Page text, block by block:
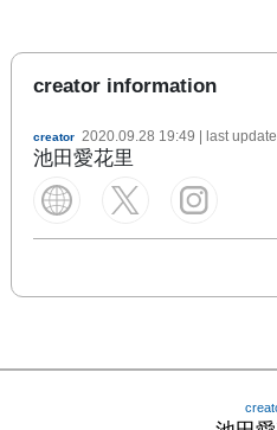
creator information
creator 2020.09.28 19:49 | last update
池田愛花里